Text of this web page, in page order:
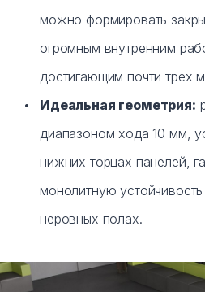
можно формировать
огромным внутренним
достигающим почти трех
Идеальная геометрия:
диапазоном хода 10 мм,
нижних торцах панелей,
монолитную
неровных полах.